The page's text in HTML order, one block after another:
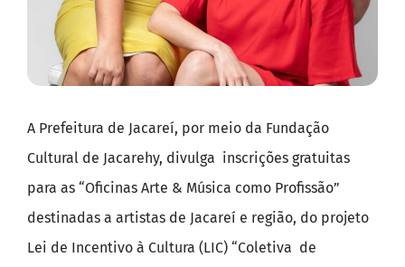
A Prefeitura de Jacareí, por meio da Fundação
Cultural de Jacarehy, divulga inscrições gratuitas
para as “Oficinas Arte & Música como Profissão”
destinadas a artistas de Jacareí e região, do projeto
Lei de Incentivo à Cultura (LIC) “Coletiva de